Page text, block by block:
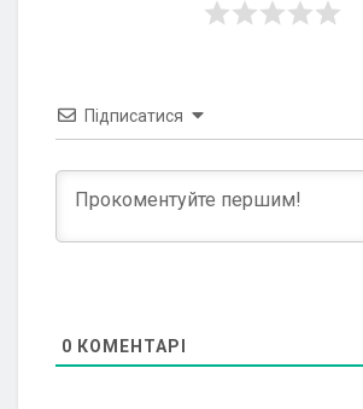
Підписатися
0 КОМЕНТАРІ